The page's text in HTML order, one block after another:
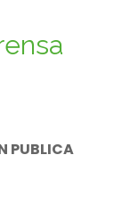
PUBLICA